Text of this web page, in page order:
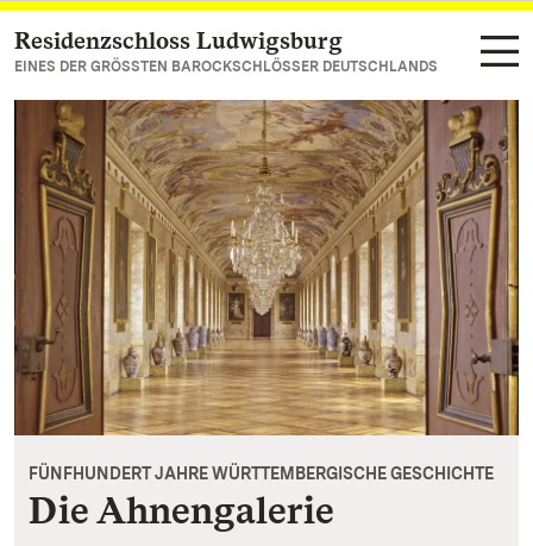
Zum Hauptinhalt springen
Residenzschloss Ludwigsburg
EINES DER GRÖSSTEN BAROCKSCHLÖSSER DEUTSCHLANDS
FÜNFHUNDERT JAHRE WÜRTTEMBERGISCHE GESCHICHTE
Die Ahnengalerie